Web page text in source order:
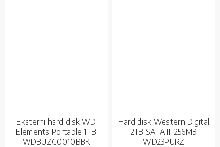
Eksterni hard disk WD
Elements Portable 1TB
WDBUZG0010BBK
Hard disk Western Digital
2TB SATA III 256MB
WD23PURZ